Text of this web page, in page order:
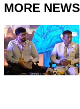
MORE NEWS